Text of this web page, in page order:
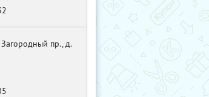
Загородный пр., д.